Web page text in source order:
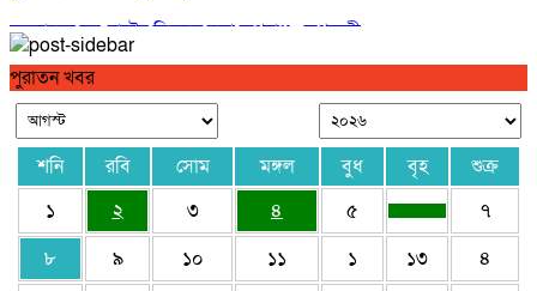
সরকারের নয়, রাষ্ট্রের বিরুদ্ধে বলা অপরাধ : তথ্যমন্ত্রী
ঢাকার চারপাশের নৌপথগুলো সচল করার নির্দেশ প্রধানমন্ত্রীর
আগামী বছরের প্রথমদিকে স্থানীয় সরকার নির্বাচন : মির্জা ফখরুল
পুরাতন খবর
শনি রবি সোম মঙ্গল বুধ বৃহ
শুক্র
১
২ ৩ ৪ ৫
৭
৮
৯ ১০ ১১ ১ ১৩
৪